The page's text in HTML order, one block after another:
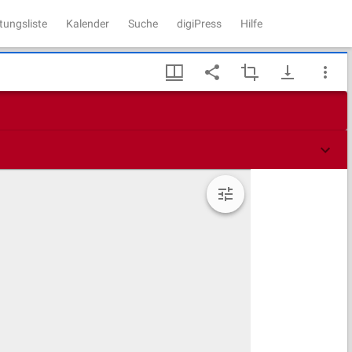
Kalender Suche digiPress Hilfe